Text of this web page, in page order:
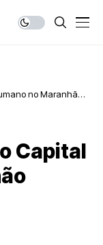
no Maranhão
Capital